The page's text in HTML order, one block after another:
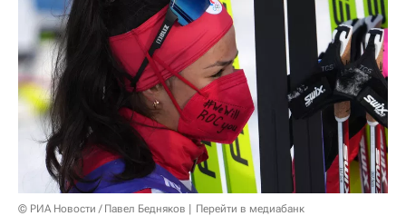
© РИА Новости / Павел Бедняков Перейти в медиабанк